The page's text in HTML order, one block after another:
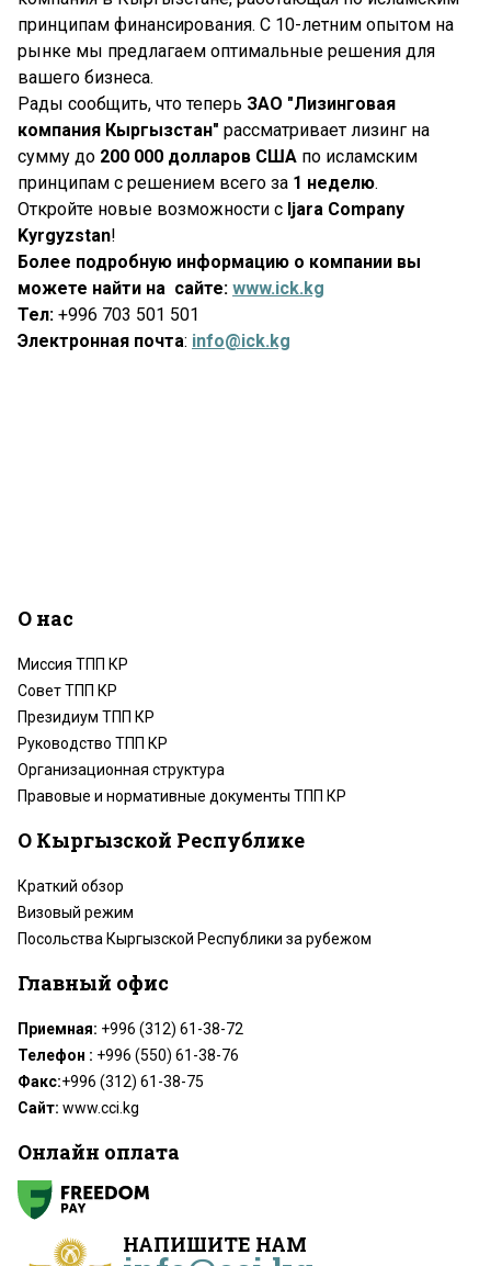
принципам финансирования. С 10-летним опытом на
рынке мы предлагаем оптимальные решения для
вашего бизнеса.
Рады сообщить, что теперь ЗАО "Лизинговая
компания Кыргызстан" рассматривает лизинг на
сумму до 200 000 долларов США по исламским
принципам с решением всего за 1 неделю.
Откройте новые возможности с Ijara Company
Kyrgyzstan!
Более подробную информацию о компании вы
можете найти на сайте: www.ick.kg
Тел: +996 703 501 501
Электронная почта: info@ick.kg
НАПИШИТЕ НАМ
О нас
Миссия ТПП КР
Совет ТПП КР
Президиум ТПП КР
Руководство ТПП КР
Организационная структура
Правовые и нормативные документы ТПП КР
О Кыргызской Республике
Краткий обзор
Визовый режим
Посольства Кыргызской Республики за рубежом
Главный офис
Приемная: +996 (312) 61-38-72
Телефон : +996 (550) 61-38-76
Факс:+996 (312) 61-38-75
Сайт: www.cci.kg
Онлайн оплата